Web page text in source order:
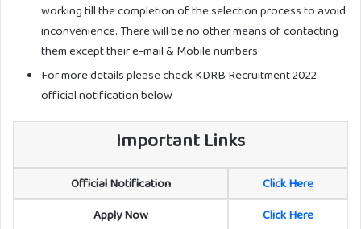
working till the completion of the selection process to avoid
inconvenience. There will be no other means of contacting
them except their e-mail & Mobile numbers
For more details please check KDRB Recruitment 2022
official notification below
Important Links
Official Notification
Click Here
Apply Now
Click Here